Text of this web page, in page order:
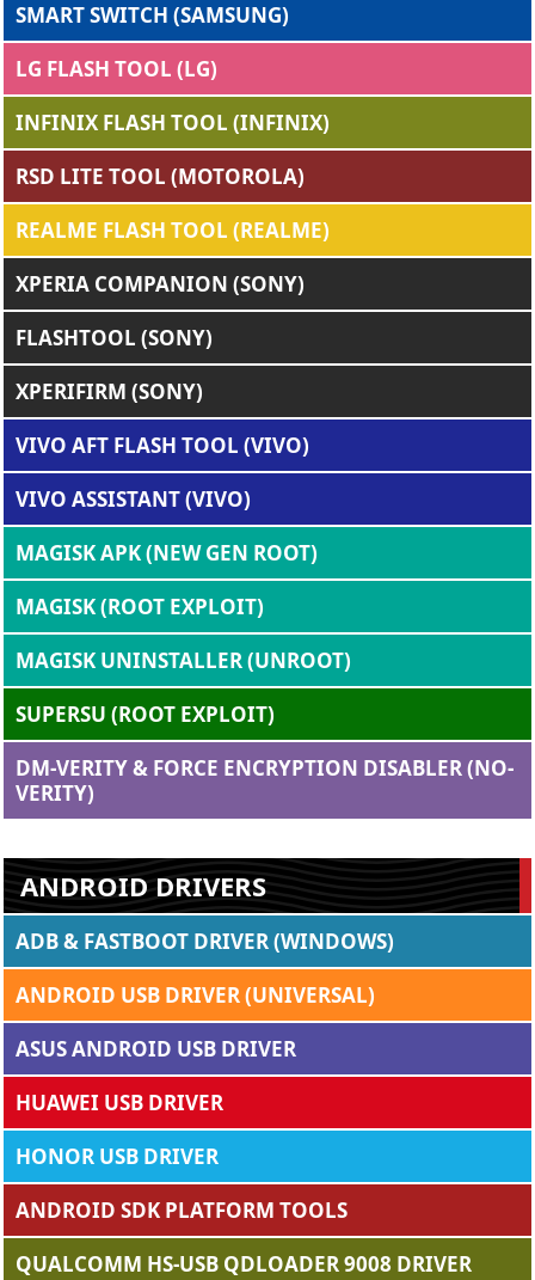
SMART SWITCH (SAMSUNG)
LG FLASH TOOL (LG)
INFINIX FLASH TOOL (INFINIX)
RSD LITE TOOL (MOTOROLA)
REALME FLASH TOOL (REALME)
XPERIA COMPANION (SONY)
FLASHTOOL (SONY)
XPERIFIRM (SONY)
VIVO AFT FLASH TOOL (VIVO)
VIVO ASSISTANT (VIVO)
MAGISK APK (NEW GEN ROOT)
MAGISK (ROOT EXPLOIT)
MAGISK UNINSTALLER (UNROOT)
SUPERSU (ROOT EXPLOIT)
DM-VERITY & FORCE ENCRYPTION DISABLER (NO-
VERITY)
ANDROID DRIVERS
ADB & FASTBOOT DRIVER (WINDOWS)
ANDROID USB DRIVER (UNIVERSAL)
ASUS ANDROID USB DRIVER
HUAWEI USB DRIVER
HONOR USB DRIVER
ANDROID SDK PLATFORM TOOLS
QUALCOMM HS-USB QDLOADER 9008 DRIVER